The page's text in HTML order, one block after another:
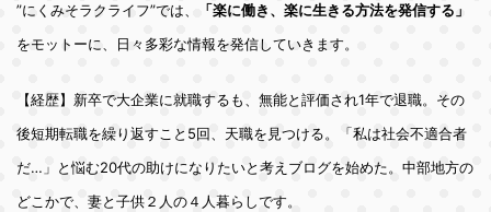
”にくみそラクライフ”では、
「楽に働き、楽に生きる方法を発信する」
をモットーに、日々多彩な情報を発信していきます。
【経歴】新卒で大企業に就職するも、無能と評価され1年で退職。その
後短期転職を繰り返すこと5回、天職を見つける。「私は社会不適合者
だ…」と悩む20代の助けになりたいと考えブログを始めた。中部地方の
どこかで、妻と子供２人の４人暮らしです。